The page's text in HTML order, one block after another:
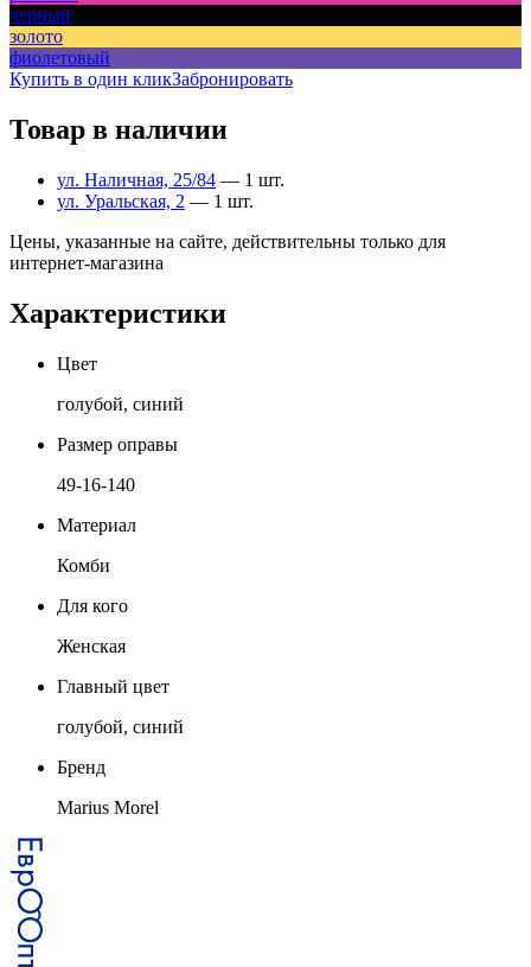
черный
золото
фиолетовый
Купить в один кликЗабронировать
Товар в наличии
ул. Наличная, 25/84 — 1 шт.
ул. Уральская, 2 — 1 шт.
Цены, указанные на сайте, действительны только для
интернет-магазина
Характеристики
Цвет
голубой, синий
Размер оправы
49-16-140
Материал
Комби
Для кого
Женская
Главный цвет
голубой, синий
Бренд
Marius Morel